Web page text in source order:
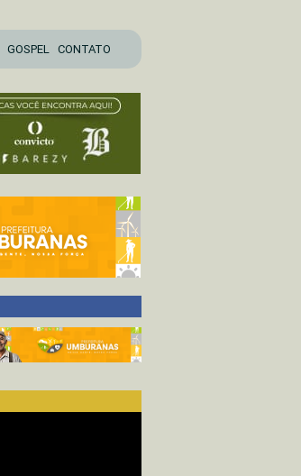
GOSPEL CONTATO